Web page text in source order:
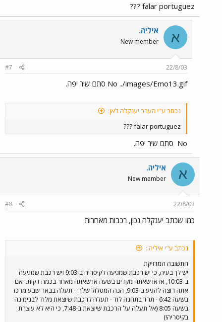
falar portuguez ???
א איליה.
New member
22/8/03
#7
No ../images/Emo13.gif סתם שיר יפה.
נכתב ע"י הערב יענקלה לאן:
falar portuguez ???
No סתם שיר יפה.
א איליה.
New member
22/8/03
#8
כמו שכתב יענקלה נכון, רכבות מאחרות
נכתב ע"י איליה.:
התשובה המדויקת
יש לך בעיה, כי יש רכבת שמגיעה לקיסריה ב-9:03 ויש רכבת שמגיעה
ב-10:03, אז או שאתה מקדים בשעה או שאתה מאחר בכמה דקות.
אם
אתה רוצה להגיע ב-9:03, הנה המסלול שלך: - תעלה בבאר שבע מרכז
בשעה 6:42 - תרד בתחנה לוד - תעלה לרכבת שיוצאת מלוד לבנימינה
בשעה 8:05 (אל תעלה על הרכבת שיוצאת ב-7:48, כי היא לא עוצרת
בקיסריה!)